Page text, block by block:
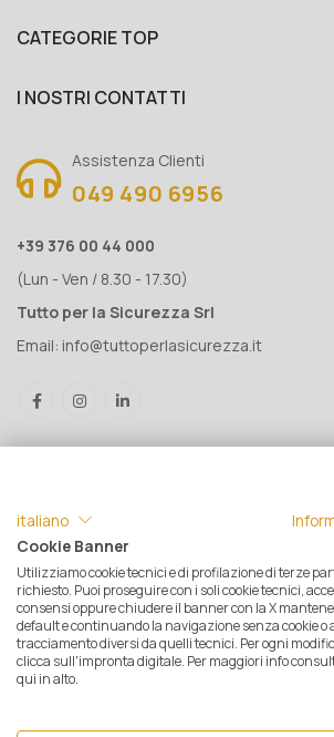
CATEGORIE TOP
I NOSTRI CONTATTI
Assistenza Clienti
049 490 6956
+39 376 00 44 000
(Lun - Ven / 8.30 - 17.30)
Tutto per la Sicurezza Srl
Email: info@tuttoperlasicurezza.it
® Tutto per la Sicurezza Srl IT05500560288 |
10.000 i.v. | © 2025 Tutti i diritti riservati. Tutto
marchio registrato
Privacy e Cookie Policy|Mappa del sito|
italiano
Cookie Banner
Utilizziamo cookie tecnici e di profilazione di terze
richiesto. Puoi proseguire con i soli cookie tecnici,
consensi oppure chiudere il banner con la X
default e continuando la navigazione senza cookie
tracciamento diversi da quelli tecnici. Per ogni
clicca sull'impronta digitale. Per maggiori info
qui in alto.